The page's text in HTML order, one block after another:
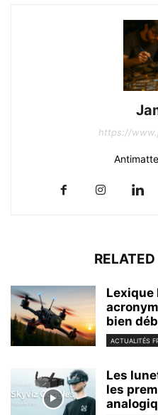
https://
Lexique
bien
ACTUALITÉS
Les
les